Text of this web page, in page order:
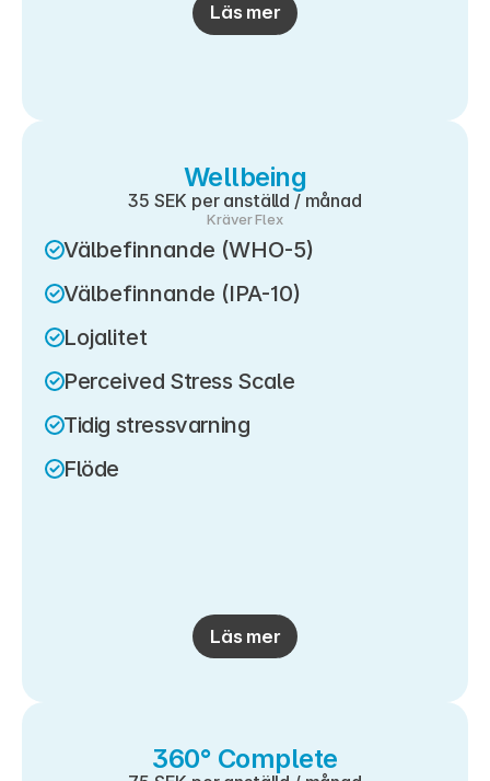
Läs mer
Wellbeing
35 SEK per anställd / månad
Kräver Flex
Välbefinnande (WHO-5)
Välbefinnande (IPA-10)
Lojalitet
Perceived Stress Scale
Tidig stressvarning
Flöde
Läs mer
360° Complete